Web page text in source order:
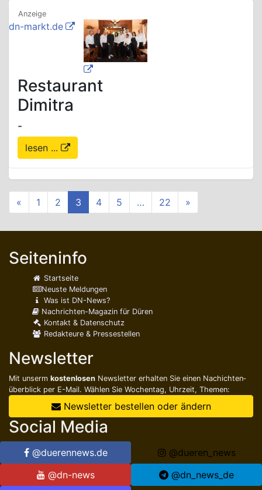
dn-markt.de
Restaurant
Dimitra
-
lesen ...
« 1 2 3 4 5 … 22 »
Seiteninfo
Startseite
Neuste Meldungen
Was ist DN-News?
Nachrichten-Magazin für Düren
Kontakt & Datenschutz
Redakteure & Pressestellen
Newsletter
Mit unserm kostenlosen Newsletter erhalten Sie einen Nachichten­
überblick per E-Mail. Wählen Sie Wochentag, Uhrzeit, Themen:
Newsletter bestellen oder ändern
Social Media
@duerennews.de
@dueren_news
@dn-news
@dn_news_de